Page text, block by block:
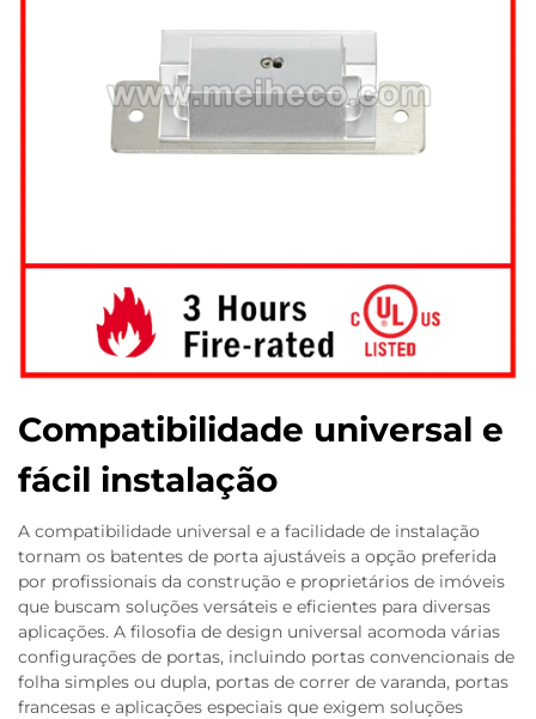
Compatibilidade universal e
fácil instalação
A compatibilidade universal e a facilidade de instalação
tornam os batentes de porta ajustáveis a opção preferida
por profissionais da construção e proprietários de imóveis
que buscam soluções versáteis e eficientes para diversas
aplicações. A filosofia de design universal acomoda várias
configurações de portas, incluindo portas convencionais de
folha simples ou dupla, portas de correr de varanda, portas
francesas e aplicações especiais que exigem soluções